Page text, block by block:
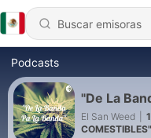
Podcasts
"De La
El San Weed
COMESTIBLES"